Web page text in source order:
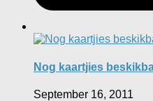
Nog kaartjies
September 16, 2011